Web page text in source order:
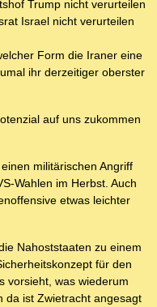
Trump nicht verurteilen
Israel nicht verurteilen
Form die Iraner eine
ihr derzeitiger oberster
auf uns zukommen
militärischen Angriff
Wahlen im Herbst. Auch
etwas leichter
Nahoststaaten zu einem
für den
vorsieht, was wiederum
da ist Zwietracht angesagt